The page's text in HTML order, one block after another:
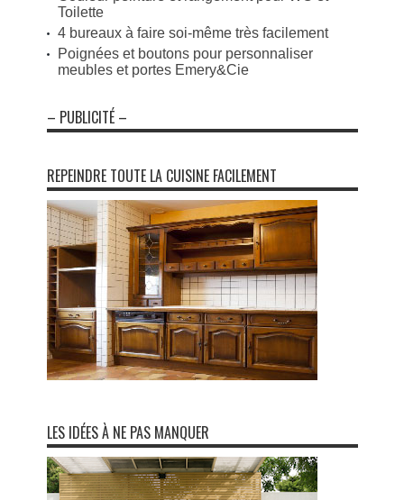
Toilette
4 bureaux à faire soi-même très facilement
Poignées et boutons pour personnaliser
meubles et portes Emery&Cie
– PUBLICITÉ –
REPEINDRE TOUTE LA CUISINE FACILEMENT
LES IDÉES À NE PAS MANQUER